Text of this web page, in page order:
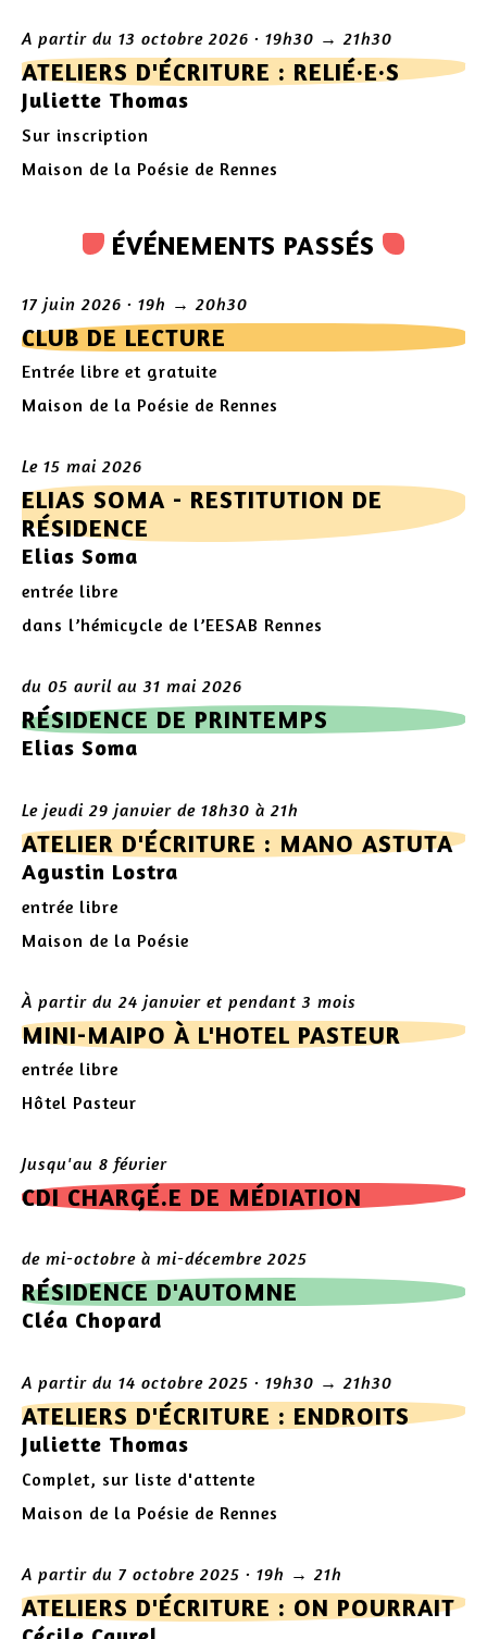
A partir du 13 octobre 2026 · 19h30 → 21h30
ATELIERS D'ÉCRITURE : RELIÉ·E·S
Juliette Thomas
Sur inscription
Maison de la Poésie de Rennes
ÉVÉNEMENTS PASSÉS
17 juin 2026 · 19h → 20h30
CLUB DE LECTURE
Entrée libre et gratuite
Maison de la Poésie de Rennes
Le 15 mai 2026
ELIAS SOMA - RESTITUTION DE
RÉSIDENCE
Elias Soma
entrée libre
dans l’hémicycle de l’EESAB Rennes
du 05 avril au 31 mai 2026
RÉSIDENCE DE PRINTEMPS
Elias Soma
Le jeudi 29 janvier de 18h30 à 21h
ATELIER D'ÉCRITURE : MANO ASTUTA
Agustin Lostra
entrée libre
Maison de la Poésie
À partir du 24 janvier et pendant 3 mois
MINI-MAIPO À L'HOTEL PASTEUR
entrée libre
Hôtel Pasteur
Jusqu'au 8 février
CDI CHARGÉ.E DE MÉDIATION
de mi-octobre à mi-décembre 2025
RÉSIDENCE D'AUTOMNE
Cléa Chopard
A partir du 14 octobre 2025 · 19h30 → 21h30
ATELIERS D'ÉCRITURE : ENDROITS
Juliette Thomas
Complet, sur liste d'attente
Maison de la Poésie de Rennes
A partir du 7 octobre 2025 · 19h → 21h
ATELIERS D'ÉCRITURE : ON POURRAIT